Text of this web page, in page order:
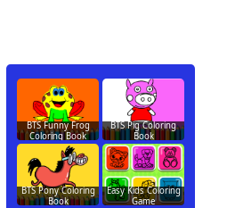
BTS Funny Frog
Coloring Book
BTS Pig Coloring
Book
BTS Pony Coloring
Book
Easy Kids Coloring
Game